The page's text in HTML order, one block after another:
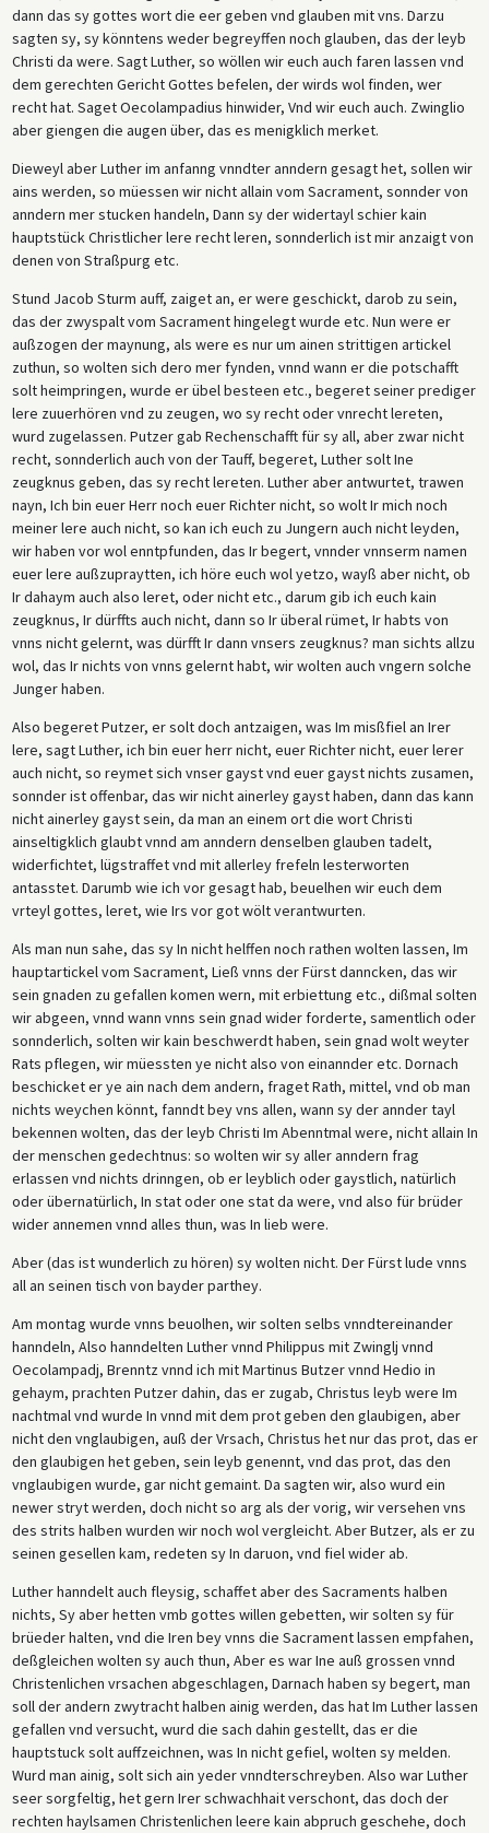
dann das sy gottes wort die eer geben vnd glauben mit vns. Darzu
sagten sy, sy könntens weder begreyffen noch glauben, das der leyb
Christi da were. Sagt Luther, so wöllen wir euch auch faren lassen vnd
dem gerechten Gericht Gottes befelen, der wirds wol finden, wer
recht hat. Saget Oecolampadius hinwider, Vnd wir euch auch. Zwinglio
aber giengen die augen über, das es menigklich merket.
Dieweyl aber Luther im anfanng vnndter anndern gesagt het, sollen wir
ains werden, so müessen wir nicht allain vom Sacrament, sonnder von
anndern mer stucken handeln, Dann sy der widertayl schier kain
hauptstück Christlicher lere recht leren, sonnderlich ist mir anzaigt von
denen von Straßpurg etc.
Stund Jacob Sturm auff, zaiget an, er were geschickt, darob zu sein,
das der zwyspalt vom Sacrament hingelegt wurde etc. Nun were er
außzogen der maynung, als were es nur um ainen strittigen artickel
zuthun, so wolten sich dero mer fynden, vnnd wann er die potschafft
solt heimpringen, wurde er übel besteen etc., begeret seiner prediger
lere zuuerhören vnd zu zeugen, wo sy recht oder vnrecht lereten,
wurd zugelassen. Putzer gab Rechenschafft für sy all, aber zwar nicht
recht, sonnderlich auch von der Tauff, begeret, Luther solt Ine
zeugknus geben, das sy recht lereten. Luther aber antwurtet, trawen
nayn, Ich bin euer Herr noch euer Richter nicht, so wolt Ir mich noch
meiner lere auch nicht, so kan ich euch zu Jungern auch nicht leyden,
wir haben vor wol enntpfunden, das Ir begert, vnnder vnnserm namen
euer lere außzupraytten, ich höre euch wol yetzo, wayß aber nicht, ob
Ir dahaym auch also leret, oder nicht etc., darum gib ich euch kain
zeugknus, Ir dürffts auch nicht, dann so Ir überal rümet, Ir habts von
vnns nicht gelernt, was dürfft Ir dann vnsers zeugknus? man sichts allzu
wol, das Ir nichts von vnns gelernt habt, wir wolten auch vngern solche
Junger haben.
Also begeret Putzer, er solt doch antzaigen, was Im misßfiel an Irer
lere, sagt Luther, ich bin euer herr nicht, euer Richter nicht, euer lerer
auch nicht, so reymet sich vnser gayst vnd euer gayst nichts zusamen,
sonnder ist offenbar, das wir nicht ainerley gayst haben, dann das kann
nicht ainerley gayst sein, da man an einem ort die wort Christi
ainseltigklich glaubt vnnd am anndern denselben glauben tadelt,
widerfichtet, lügstraffet vnd mit allerley frefeln lesterworten
antasstet. Darumb wie ich vor gesagt hab, beuelhen wir euch dem
vrteyl gottes, leret, wie Irs vor got wölt verantwurten.
Als man nun sahe, das sy In nicht helffen noch rathen wolten lassen, Im
hauptartickel vom Sacrament, Ließ vnns der Fürst danncken, das wir
sein gnaden zu gefallen komen wern, mit erbiettung etc., dißmal solten
wir abgeen, vnnd wann vnns sein gnad wider forderte, samentlich oder
sonnderlich, solten wir kain beschwerdt haben, sein gnad wolt weyter
Rats pflegen, wir müessten ye nicht also von einannder etc. Dornach
beschicket er ye ain nach dem andern, fraget Rath, mittel, vnd ob man
nichts weychen könnt, fanndt bey vns allen, wann sy der annder tayl
bekennen wolten, das der leyb Christi Im Abenntmal were, nicht allain In
der menschen gedechtnus: so wolten wir sy aller anndern frag
erlassen vnd nichts drinngen, ob er leyblich oder gaystlich, natürlich
oder übernatürlich, In stat oder one stat da were, vnd also für brüder
wider annemen vnnd alles thun, was In lieb were.
Aber (das ist wunderlich zu hören) sy wolten nicht. Der Fürst lude vnns
all an seinen tisch von bayder parthey.
Am montag wurde vnns beuolhen, wir solten selbs vnndtereinander
hanndeln, Also hanndelten Luther vnnd Philippus mit Zwinglj vnnd
Oecolampadj, Brenntz vnnd ich mit Martinus Butzer vnnd Hedio in
gehaym, prachten Putzer dahin, das er zugab, Christus leyb were Im
nachtmal vnd wurde In vnnd mit dem prot geben den glaubigen, aber
nicht den vnglaubigen, auß der Vrsach, Christus het nur das prot, das er
den glaubigen het geben, sein leyb genennt, vnd das prot, das den
vnglaubigen wurde, gar nicht gemaint. Da sagten wir, also wurd ein
newer stryt werden, doch nicht so arg als der vorig, wir versehen vns
des strits halben wurden wir noch wol vergleicht. Aber Butzer, als er zu
seinen gesellen kam, redeten sy In daruon, vnd fiel wider ab.
Luther hanndelt auch fleysig, schaffet aber des Sacraments halben
nichts, Sy aber hetten vmb gottes willen gebetten, wir solten sy für
brüeder halten, vnd die Iren bey vnns die Sacrament lassen empfahen,
deßgleichen wolten sy auch thun, Aber es war Ine auß grossen vnnd
Christenlichen vrsachen abgeschlagen, Darnach haben sy begert, man
soll der andern zwytracht halben ainig werden, das hat Im Luther lassen
gefallen vnd versucht, wurd die sach dahin gestellt, das er die
hauptstuck solt auffzeichnen, was In nicht gefiel, wolten sy melden.
Wurd man ainig, solt sich ain yeder vnndterschreyben. Also war Luther
seer sorgfeltig, het gern Irer schwachhait verschont, das doch der
rechten haylsamen Christenlichen leere kain abpruch geschehe, doch